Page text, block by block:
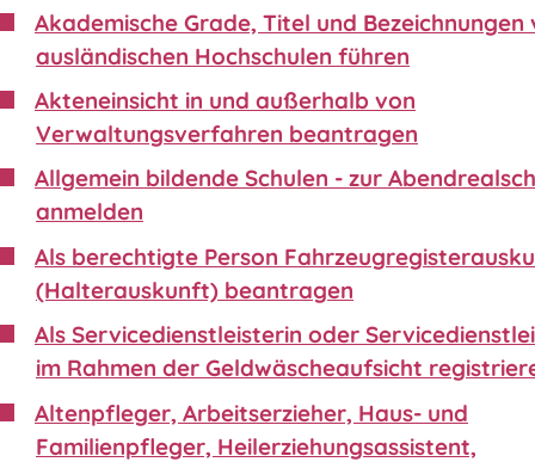
Akademische Grade, Titel und Bezeichnungen
ausländischen Hochschulen führen
Akteneinsicht in und außerhalb von
Verwaltungsverfahren beantragen
Allgemein bildende Schulen - zur
anmelden
Als berechtigte Person
(Halterauskunft) beantragen
Als Servicedienstleisterin oder
im Rahmen der Geldwäscheaufsicht
Altenpfleger, Arbeitserzieher, Haus- und
Familienpfleger, Heilerziehungsassistent,